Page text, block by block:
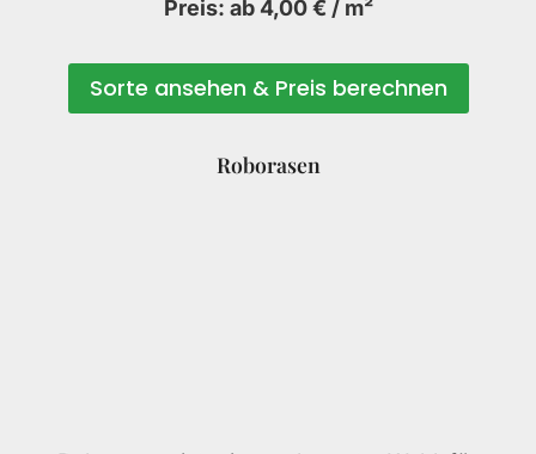
Preis: ab 4,00 € / m²
Sorte ansehen & Preis berechnen
Roborasen